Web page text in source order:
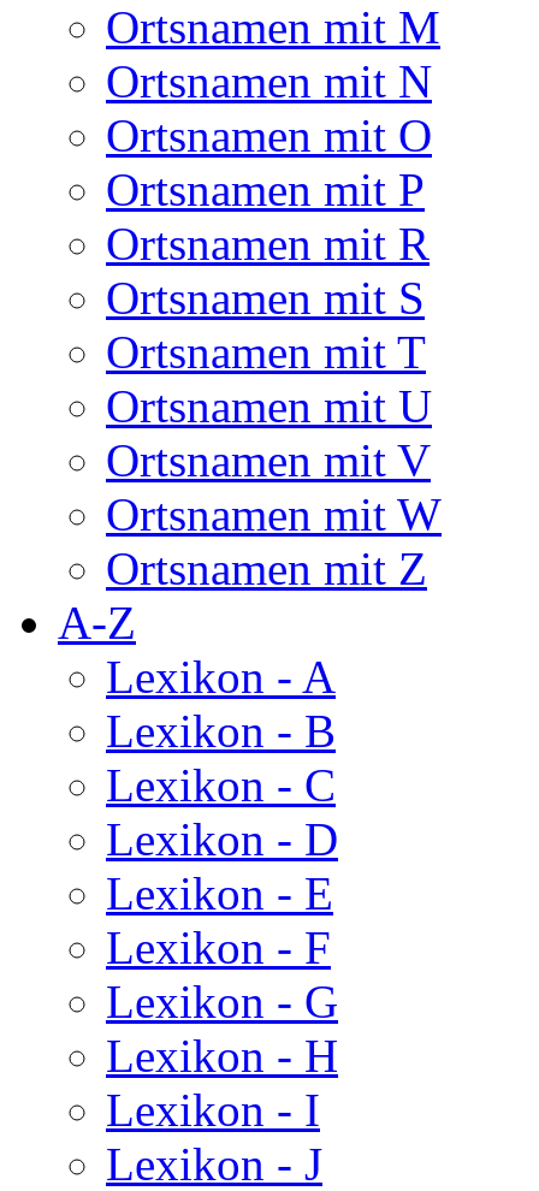
Ortsnamen mit M
Ortsnamen mit N
Ortsnamen mit O
Ortsnamen mit P
Ortsnamen mit R
Ortsnamen mit S
Ortsnamen mit T
Ortsnamen mit U
Ortsnamen mit V
Ortsnamen mit W
Ortsnamen mit Z
A-Z
Lexikon - A
Lexikon - B
Lexikon - C
Lexikon - D
Lexikon - E
Lexikon - F
Lexikon - G
Lexikon - H
Lexikon - I
Lexikon - J